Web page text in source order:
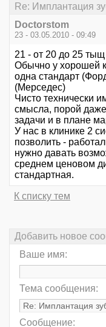
Re: Имплантация
Doctorstom
23 - 03.05.2010 - 09:49
21 - от 20 до 25 тыщ
Обычно у хорошей
одна стандарт
(Мерседес)
Чисто технически
смысла, порой
задачи и в плане
У нас в клинике 2
позволить -
нужно давать
среднем ценовом
стандартная.
К списку тем
Добавить новое
Ваше имя:
Тема сообщения:
Сообщение: